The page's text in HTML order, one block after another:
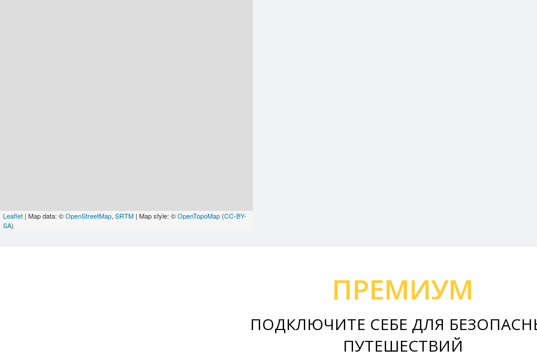
Leaflet | Map data: ©OpenStreetMap, SRTM | Map style: ©OpenTopoMap (CC-BY-
SA)
ПРЕМИУМ
ПОДКЛЮЧИТЕ СЕБЕ ДЛЯ
ПУТЕШЕСТВИЙ